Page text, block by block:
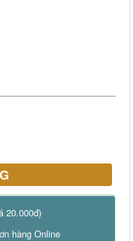
20.000đ)
hàng Online